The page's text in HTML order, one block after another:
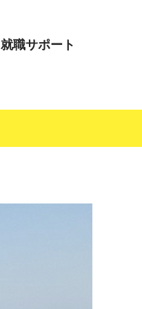
就職サポート